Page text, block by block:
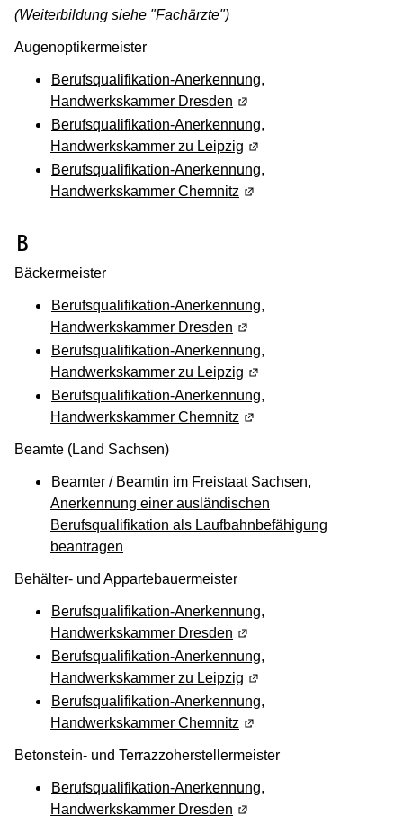
(Weiterbildung siehe "Fachärzte")
Augenoptikermeister
Berufsqualifikation-Anerkennung,
Handwerkskammer Dresden (Wird in einem neuen
Berufsqualifikation-Anerkennung,
Handwerkskammer zu Leipzig (Wird in einem neuen
Berufsqualifikation-Anerkennung,
Handwerkskammer Chemnitz (Wird in einem neuen
(Wird in einem neuen Fenster
B
Bäckermeister
Berufsqualifikation-Anerkennung,
Handwerkskammer Dresden (Wird in einem neuen
Berufsqualifikation-Anerkennung,
Handwerkskammer zu Leipzig (Wird in einem neuen
Berufsqualifikation-Anerkennung,
Handwerkskammer Chemnitz (Wird in einem neuen
Beamte (Land Sachsen)
Beamter / Beamtin im Freistaat Sachsen,
Anerkennung einer ausländischen
Berufsqualifikation als Laufbahnbefähigung
beantragen
Behälter- und Appartebauermeister
Berufsqualifikation-Anerkennung,
Handwerkskammer Dresden (Wird in einem neuen
Berufsqualifikation-Anerkennung,
Handwerkskammer zu Leipzig (Wird in einem neuen
Berufsqualifikation-Anerkennung,
Handwerkskammer Chemnitz (Wird in einem neuen
Betonstein- und Terrazzoherstellermeister
Berufsqualifikation-Anerkennung,
Handwerkskammer Dresden (Wird in einem neuen